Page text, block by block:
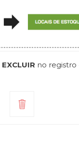
EXCLUIR no